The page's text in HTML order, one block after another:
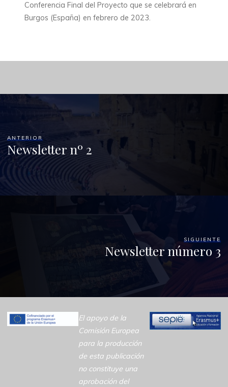
Conferencia Final del Proyecto que se celebrará en
Burgos (España) en febrero de 2023.
ANTERIOR
Newsletter nº 2
SIGUIENTE
Newsletter número 3
El apoyo de la
Comisión Europea
para la producción
de esta publicación
no constituye una
aprobación del